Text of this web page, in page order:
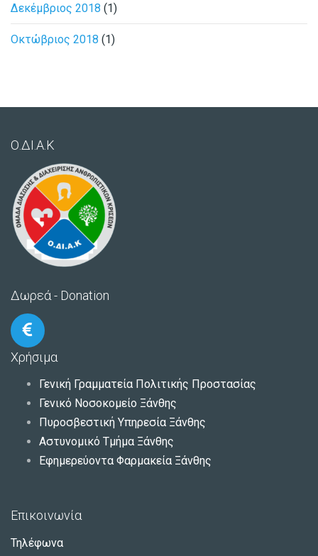
Δεκέμβριος 2018 (1)
Οκτώβριος 2018 (1)
Ο.ΔΙ.Α.Κ
Δωρεά - Donation
Χρήσιμα
Γενική Γραμματεία Πολιτικής Προστασίας
Γενικό Νοσοκομείο Ξάνθης
Πυροσβεστική Υπηρεσία Ξάνθης
Αστυνομικό Τμήμα Ξάνθης
Εφημερεύοντα Φαρμακεία Ξάνθης
Επικοινωνία
Τηλέφωνα